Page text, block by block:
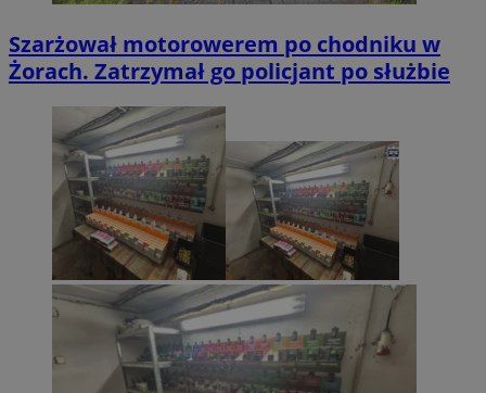
Szarżował motorowerem po chodniku w
Żorach. Zatrzymał go policjant po służbie